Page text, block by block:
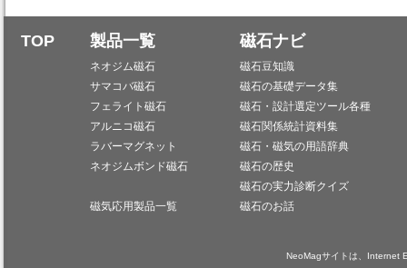
TOP 製品一覧
ネオジム磁石
サマコバ磁石
フェライト磁石
アルニコ磁石
ラバーマグネット
ネオジムボンド磁石
磁気応用製品一覧
磁石ナビ
磁石豆知識
磁石の基礎データ集
磁石・設計選定ツール各種
磁石関係統計資料集
磁石・磁気の用語辞典
磁石の歴史
磁石の実力診断クイズ
磁石のお話
NeoMagサイトは、Internet